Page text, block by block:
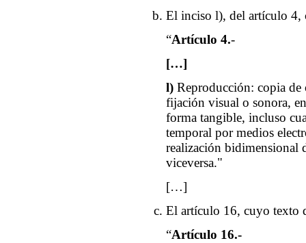
El inciso l), del artículo 4,
“Artículo 4.-
[…]
l) Reproducción: copia de
fijación visual o sonora,
forma tangible, incluso
temporal por medios
realización bidimensional
viceversa."
[…]
El artículo 16, cuyo texto
“Artículo 16.-